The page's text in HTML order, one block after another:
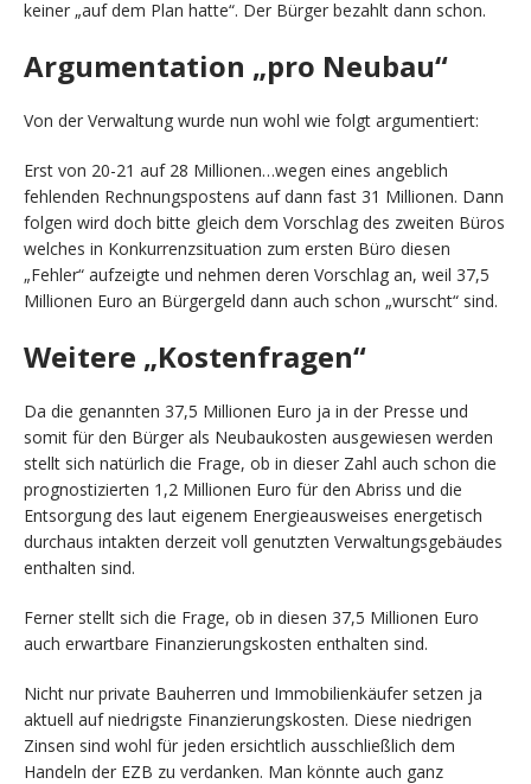
keiner „auf dem Plan hatte“. Der Bürger bezahlt dann schon.
Argumentation „pro Neubau“
Von der Verwaltung wurde nun wohl wie folgt argumentiert:
Erst von 20-21 auf 28 Millionen…wegen eines angeblich
fehlenden Rechnungspostens auf dann fast 31 Millionen. Dann
folgen wird doch bitte gleich dem Vorschlag des zweiten Büros
welches in Konkurrenzsituation zum ersten Büro diesen
„Fehler“ aufzeigte und nehmen deren Vorschlag an, weil 37,5
Millionen Euro an Bürgergeld dann auch schon „wurscht“ sind.
Weitere „Kostenfragen“
Da die genannten 37,5 Millionen Euro ja in der Presse und
somit für den Bürger als Neubaukosten ausgewiesen werden
stellt sich natürlich die Frage, ob in dieser Zahl auch schon die
prognostizierten 1,2 Millionen Euro für den Abriss und die
Entsorgung des laut eigenem Energieausweises energetisch
durchaus intakten derzeit voll genutzten Verwaltungsgebäudes
enthalten sind.
Ferner stellt sich die Frage, ob in diesen 37,5 Millionen Euro
auch erwartbare Finanzierungskosten enthalten sind.
Nicht nur private Bauherren und Immobilienkäufer setzen ja
aktuell auf niedrigste Finanzierungskosten. Diese niedrigen
Zinsen sind wohl für jeden ersichtlich ausschließlich dem
Handeln der EZB zu verdanken. Man könnte auch ganz